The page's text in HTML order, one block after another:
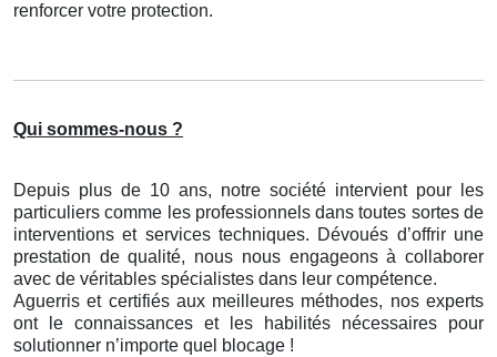
renforcer votre protection.
Qui sommes-nous ?
Depuis plus de 10 ans, notre société intervient pour les
particuliers comme les professionnels dans toutes sortes de
interventions et services techniques. Dévoués d’offrir une
prestation de qualité, nous nous engageons à collaborer
avec de véritables spécialistes dans leur compétence.
Aguerris et certifiés aux meilleures méthodes, nos experts
ont le connaissances et les habilités nécessaires pour
solutionner n’importe quel blocage !